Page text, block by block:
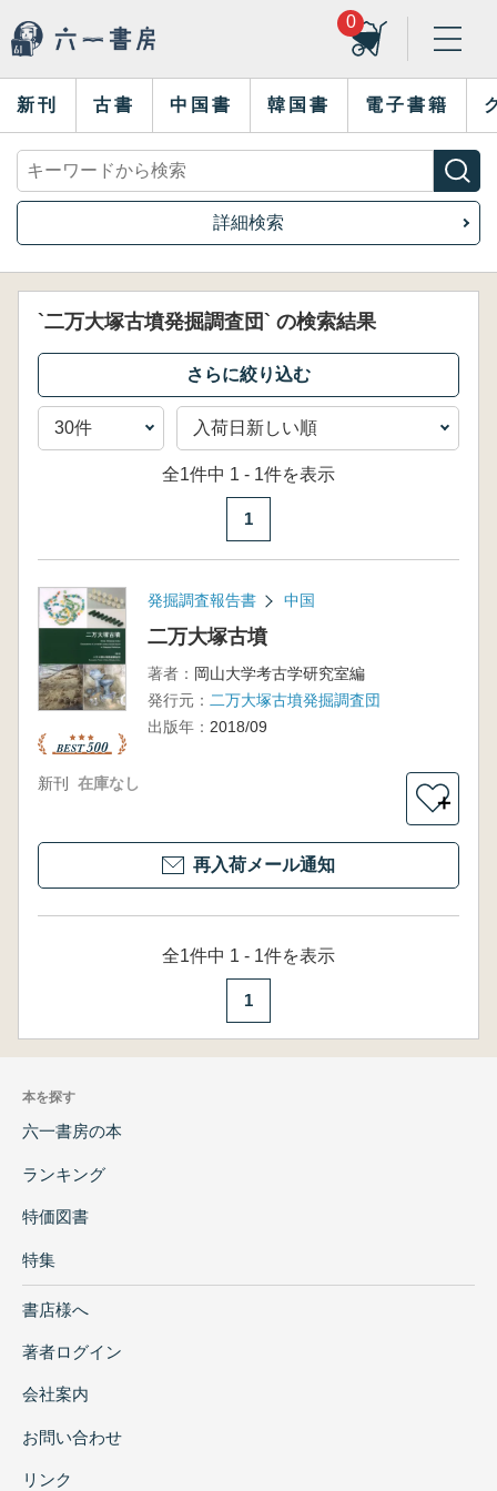
0
新刊 古書 中国書 韓国書 電子書籍
詳細検索
`二万大塚古墳発掘調査団` の検索結果
全1件中 1 - 1件を表示
1
発掘調査報告書 中国
二万大塚古墳
著者： 岡山大学考古学研究室編
発行元： 二万大塚古墳発掘調査団
出版年： 2018/09
新刊 在庫なし
＋
再入荷メール通知
全1件中 1 - 1件を表示
1
本を探す
六一書房の本
ランキング
特価図書
特集
書店様へ
著者ログイン
会社案内
お問い合わせ
リンク